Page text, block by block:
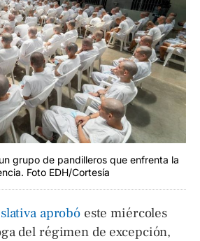
grupo de pandilleros que enfrenta la
Foto EDH/Cortesía
aprobó este miércoles
del régimen de excepción,